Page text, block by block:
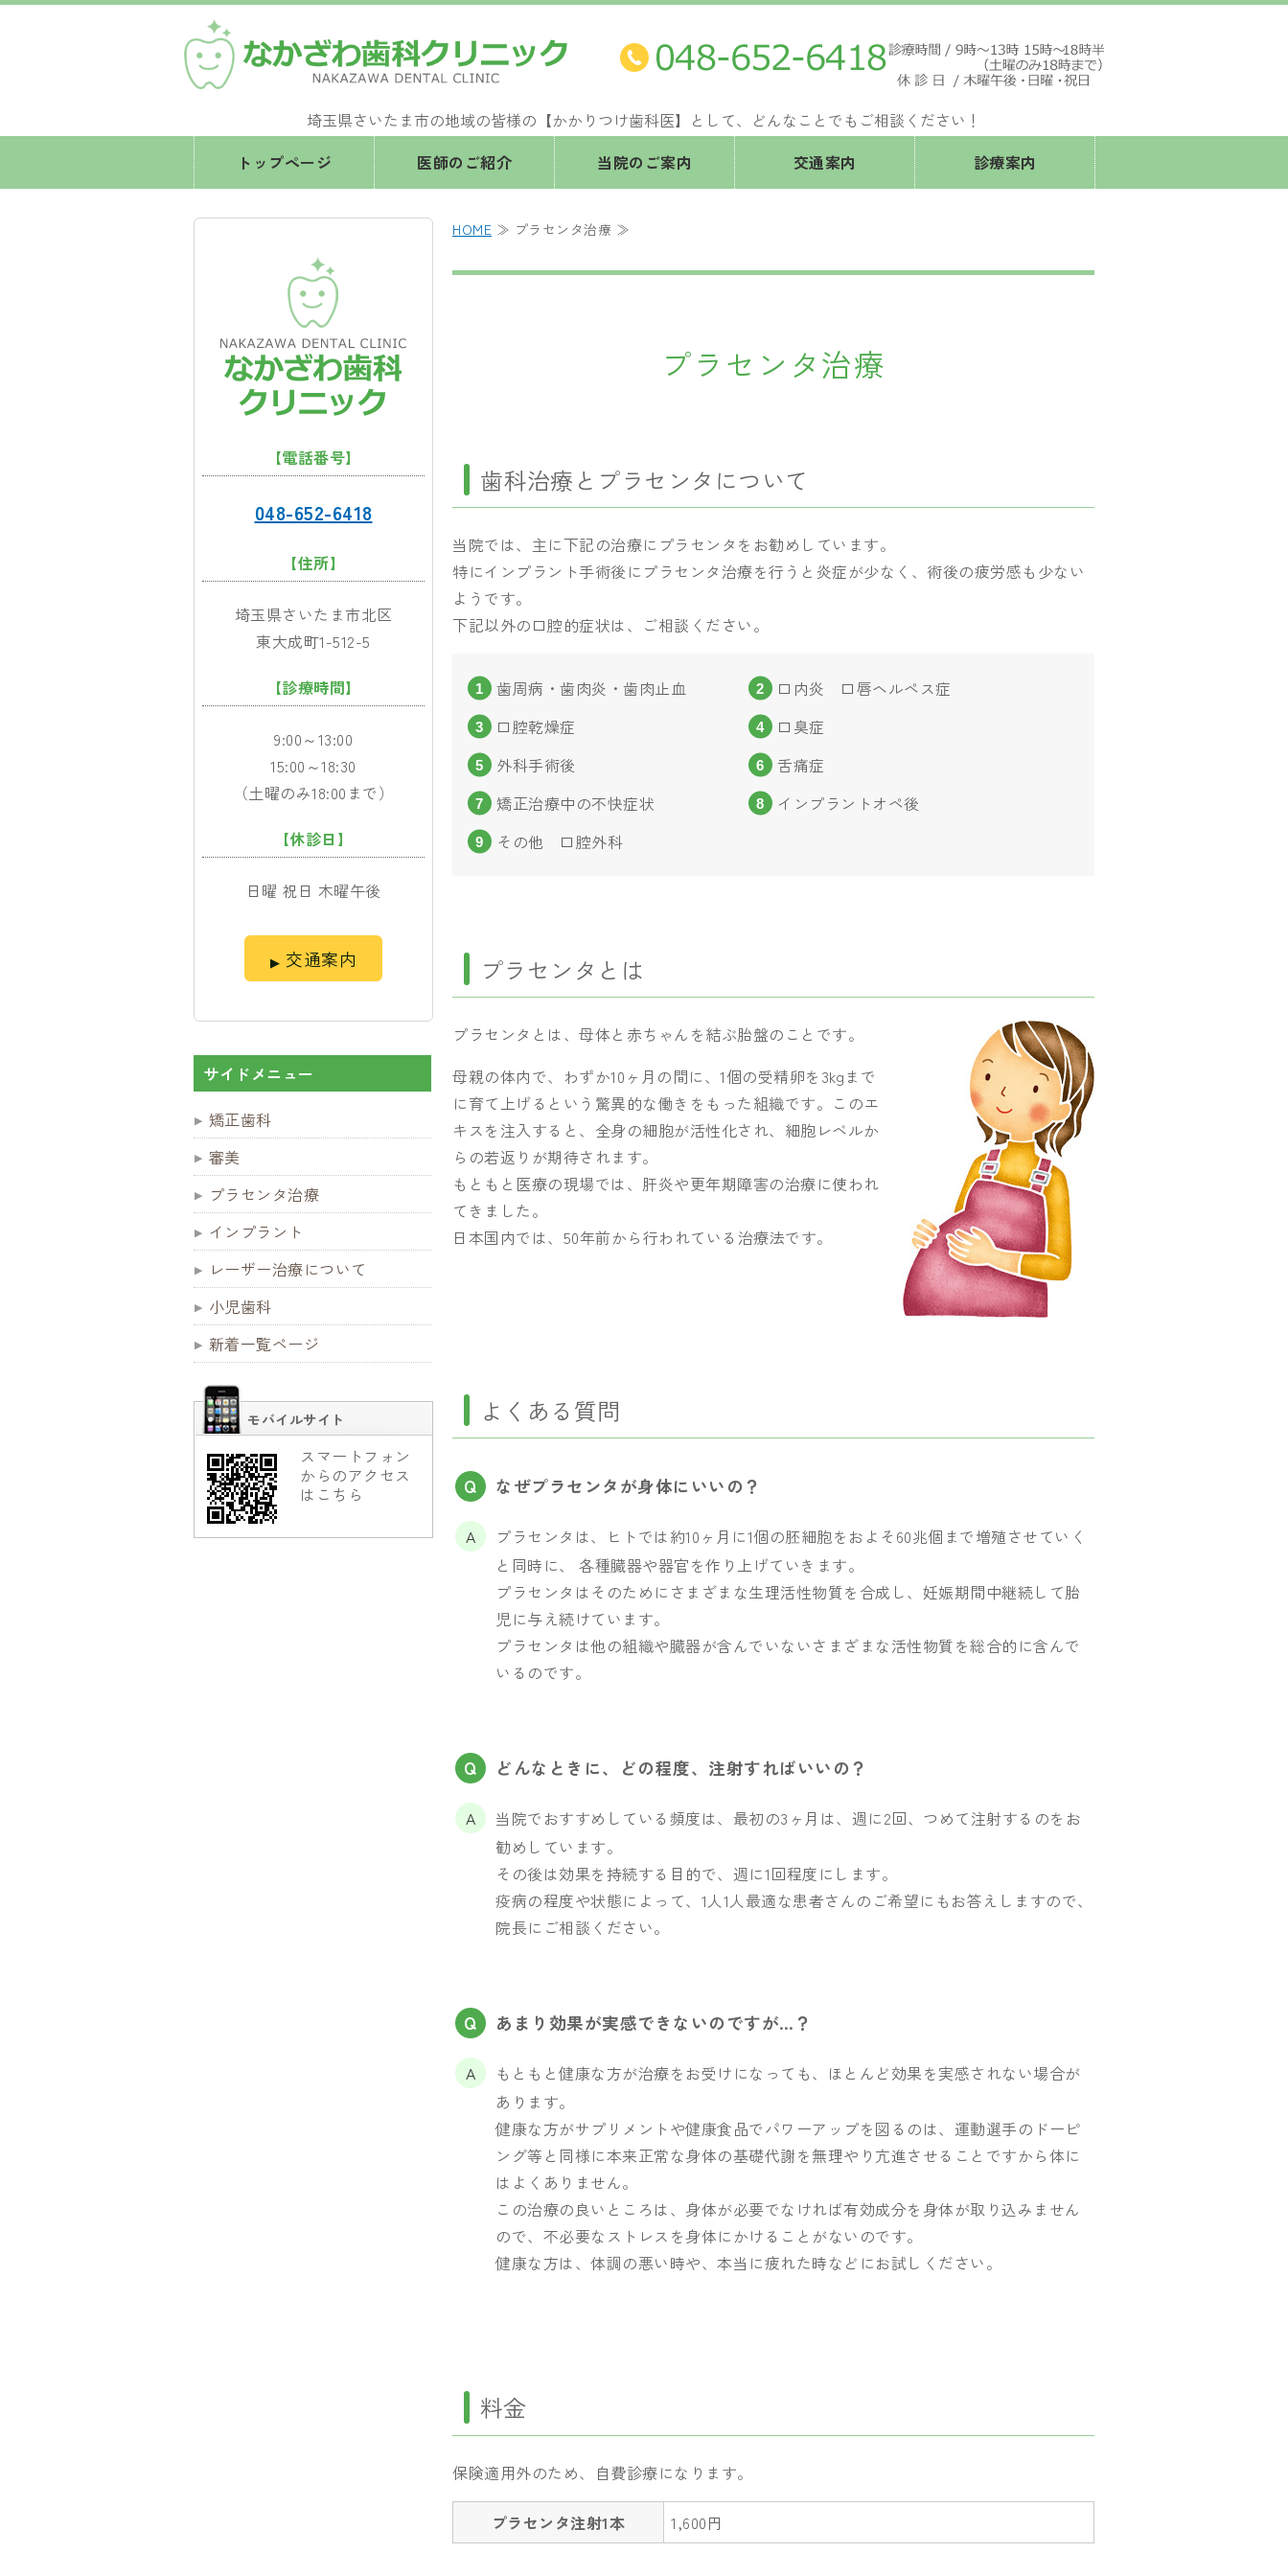
埼玉県さいたま市の地域の皆様の【かかりつけ歯科医】として、どんなことでもご相談ください！
トップページ
医師のご紹介 当院のご案内 交通案内 診療案内
HOME ≫ プラセンタ治療 ≫
プラセンタ治療
歯科治療とプラセンタについて
当院では、主に下記の治療にプラセンタをお勧めしています。
特にインプラント手術後にプラセンタ治療を行うと炎症が少なく、術後の疲労感も少ない
ようです。
下記以外の口腔的症状は、ご相談ください。
歯周病・歯肉炎・歯肉止血
口内炎 口唇ヘルペス症
口腔乾燥症
口臭症
外科手術後
舌痛症
矯正治療中の不快症状
インプラントオペ後
その他 口腔外科
プラセンタとは
プラセンタとは、母体と赤ちゃんを結ぶ胎盤のことです。
母親の体内で、わずか10ヶ月の間に、1個の受精卵を3kgまで
に育て上げるという驚異的な働きをもった組織です。このエ
キスを注入すると、全身の細胞が活性化され、細胞レベルか
らの若返りが期待されます。
もともと医療の現場では、肝炎や更年期障害の治療に使われ
てきました。
日本国内では、50年前から行われている治療法です。
よくある質問
なぜプラセンタが身体にいいの？
プラセンタは、ヒトでは約10ヶ月に1個の胚細胞をおよそ60兆個まで増殖させていく
と同時に、 各種臓器や器官を作り上げていきます。
プラセンタはそのためにさまざまな生理活性物質を合成し、妊娠期間中継続して胎
児に与え続けています。
プラセンタは他の組織や臓器が含んでいないさまざまな活性物質を総合的に含んで
いるのです。
どんなときに、どの程度、注射すればいいの？
当院でおすすめしている頻度は、最初の3ヶ月は、週に2回、つめて注射するのをお
勧めしています。
その後は効果を持続する目的で、週に1回程度にします。
疫病の程度や状態によって、1人1人最適な患者さんのご希望にもお答えしますので、
院長にご相談ください。
あまり効果が実感できないのですが…？
もともと健康な方が治療をお受けになっても、ほとんど効果を実感されない場合が
あります。
健康な方がサプリメントや健康食品でパワーアップを図るのは、運動選手のドーピ
ング等と同様に本来正常な身体の基礎代謝を無理やり亢進させることですから体に
はよくありません。
この治療の良いところは、身体が必要でなければ有効成分を身体が取り込みません
ので、不必要なストレスを身体にかけることがないのです。
健康な方は、体調の悪い時や、本当に疲れた時などにお試しください。
料金
保険適用外のため、自費診療になります。
プラセンタ注射1本 1,600円
【電話番号】
048-652-6418
【住所】
埼玉県さいたま市北区
東大成町1-512-5
【診療時間】
9:00～13:00
15:00～18:30
（土曜のみ18:00まで）
【休診日】
日曜 祝日 木曜午後
交通案内
サイドメニュー
矯正歯科
審美
プラセンタ治療
インプラント
レーザー治療について
小児歯科
新着一覧ページ
モバイルサイト
スマートフォン
からのアクセス
はこちら